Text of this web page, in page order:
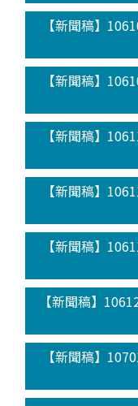
【新聞稿】
【新聞稿】
【新聞稿】
【新聞稿】
【新聞稿】
【新聞稿】
【新聞稿】